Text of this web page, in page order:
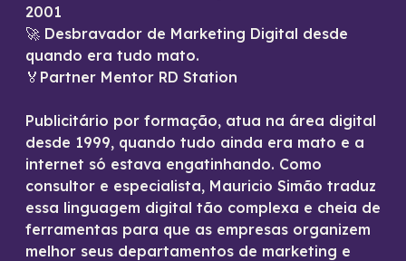
2001
🚀 Desbravador de Marketing Digital desde
quando era tudo mato.
🏅Partner Mentor RD Station
Publicitário por formação, atua na área digital
desde 1999, quando tudo ainda era mato e a
internet só estava engatinhando. Como
consultor e especialista, Mauricio Simão traduz
essa linguagem digital tão complexa e cheia de
ferramentas para que as empresas organizem
melhor seus departamentos de marketing e